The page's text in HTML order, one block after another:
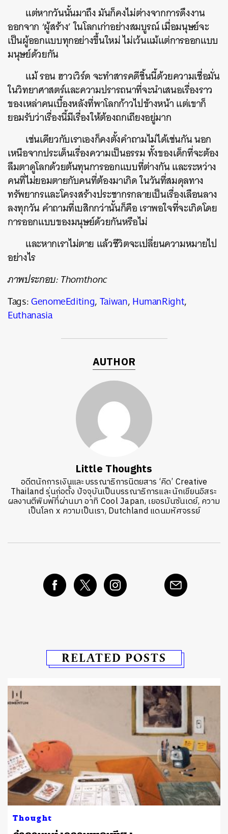
แต่หากวันนั้นมาถึง มันก็คงไม่ต่างจากการดึงงาน
ออกจาก ‘ผู้สร้าง’ ในโลกเก่าอย่างสมบูรณ์ เมื่อมนุษย์จะ
เป็นผู้ออกแบบทุกอย่างขึ้นใหม่ ไม่เว้นแม้แต่การออกแบบ
มนุษย์ด้วยกัน
แม้ รอน ฮาวเวิร์ด จะทำสารคดีชิ้นนี้ด้วยความเชื่อมั่น
ในวิทยาศาสตร์และความปรารถนาที่จะนำเสนอเรื่องราว
ของเหล่าคนเบื้องหลังที่พาโลกก้าวไปข้างหน้า แต่เขาก็
ยอมรับว่าเรื่องนี้มีเรื่องให้ต้องถกเถียงอยู่มาก
เช่นเดียวกับเราเองก็คงตั้งคำถามไม่ได้เช่นกัน นอก
เหนือจากประเด็นเรื่องความเป็นธรรม ทั้งของเด็กที่จะต้อง
ลืมตาดูโลกด้วยต้นทุนการออกแบบที่ต่างกัน และระหว่าง
คนที่ไม่ยอมตายกับคนที่ต้องมาเกิด ในวันที่สมดุลทาง
ทรัพยากรและโครงสร้างประชากรกลายเป็นเรื่องเลือนลาง
ลงทุกวัน คำถามที่เบสิกกว่านั้นก็คือ เราพอใจที่จะเกิดโดย
การออกแบบของมนุษย์ด้วยกันหรือไม่
และหากเราไม่ตาย แล้วชีวิตจะเปลี่ยนความหมายไป
อย่างไร
ภาพประกอบ: Thomthonc
Tags:GenomeEditing,Taiwan,HumanRight,
Euthanasia
AUTHOR
Little Thoughts
อดีตนักการเงินและบรรณาธิการนิตยสาร ‘คิด’ Creative
Thailand รุ่นก่อตั้ง ปัจจุบันเป็นบรรณาธิการและนักเขียนอิสระ
ผลงานตีพิมพ์ที่ผ่านมา อาทิ Cool Japan, เยอรมันซันเดย์, ความ
เป็นโลก x ความเป็นเรา, Dutchland แดนมหัศจรรย์
RELATED POSTS
Thought